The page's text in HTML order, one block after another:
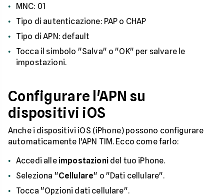
MNC: 01
Tipo di autenticazione: PAP o CHAP
Tipo di APN: default
Tocca il simbolo "Salva" o "OK" per salvare le
impostazioni.
Configurare l'APN su
dispositivi iOS
Anche i dispositivi iOS (iPhone) possono configurare
automaticamente l'APN TIM. Ecco come farlo:
Accedi alle impostazionidel tuo iPhone.
Seleziona "Cellulare" o "Dati cellulare".
Tocca "Opzioni dati cellulare".